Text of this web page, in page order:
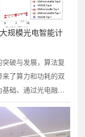
规模光电智能计
破与发展，算法复
了算力和功耗的双
础、通过光电融合
处理方法已经成为
算性能的颠覆性提
数学模型由对光场